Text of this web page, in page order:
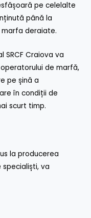
pe celelalte
până la
deraiate.
SRCF Craiova va
de marfă,
pe șină a
în condiții de
scurt timp.
la producerea
specialiști, va